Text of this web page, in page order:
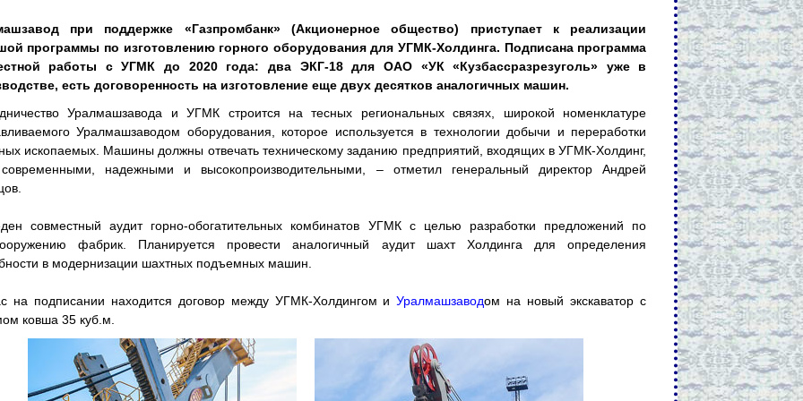
при поддержке «Газпромбанк» (Акционерное общество) приступает к реализации
программы по изготовлению горного оборудования для УГМК-Холдинга. Подписана программа
работы с УГМК до 2020 года: два ЭКГ-18 для ОАО «УК «Кузбассразрезуголь» уже в
есть договоренность на изготовление еще двух десятков аналогичных машин.
Уралмашзавода и УГМК строится на тесных региональных связях, широкой номенклатуре
Уралмашзаводом оборудования, которое используется в технологии добычи и переработки
ископаемых. Машины должны отвечать техническому заданию предприятий, входящих в УГМК-Холдинг,
надежными и высокопроизводительными, – отметил генеральный директор Андрей
совместный аудит горно-обогатительных комбинатов УГМК с целью разработки предложений по
фабрик. Планируется провести аналогичный аудит шахт Холдинга для определения
в модернизации шахтных подъемных машин.
на подписании находится договор между УГМК-Холдингом иУралмашзаводом на новый экскаватор с
ковша 35 куб.м.